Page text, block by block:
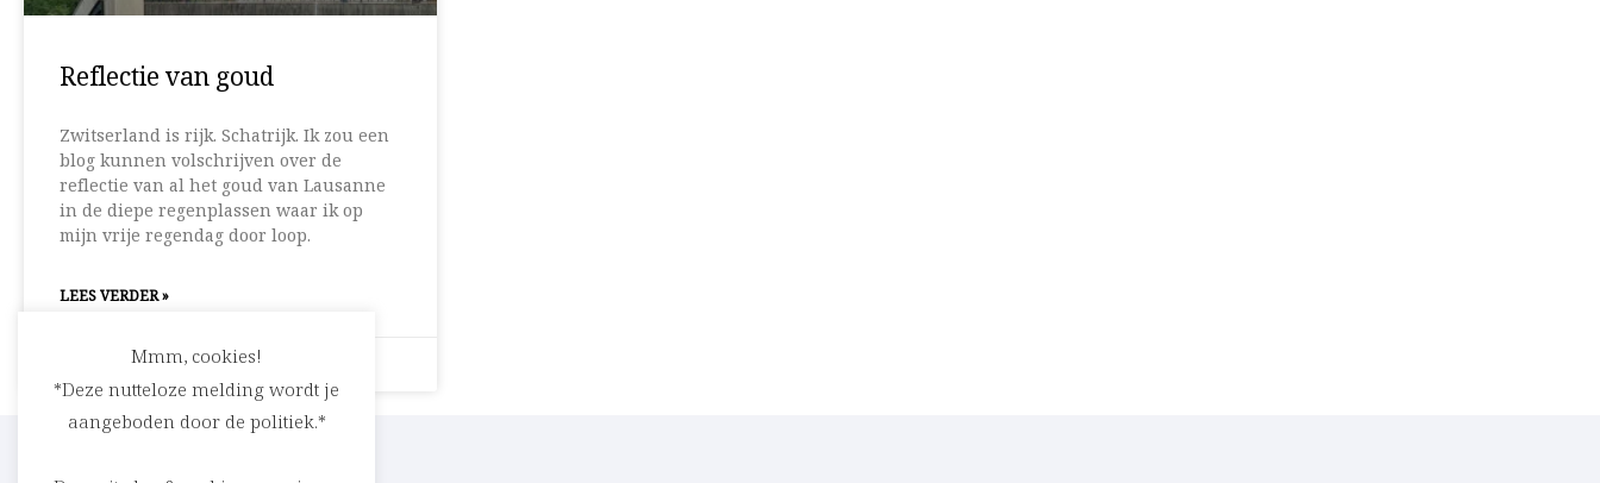
Reflectie van goud
Zwitserland is rijk. Schatrijk. Ik zou een
blog kunnen volschrijven over de
reflectie van al het goud van Lausanne
in de diepe regenplassen waar ik op
mijn vrije regendag door loop.
LEES VERDER »
5 september 2019 Geen reacties
Mmm, cookies!
*Deze nutteloze melding wordt je
aangeboden door de politiek.*